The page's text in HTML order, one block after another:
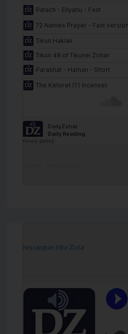
[Descargue Idra Zuta